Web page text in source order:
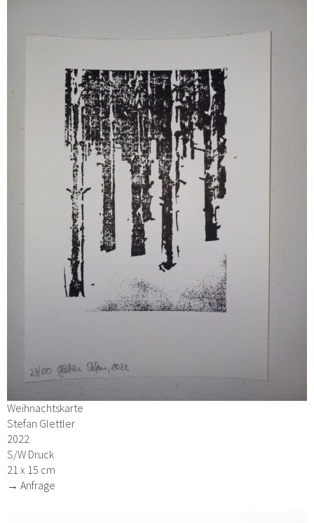
Weihnachtskarte
Stefan Glettler
2022
S/W Druck
21 x 15 cm
→ Anfrage